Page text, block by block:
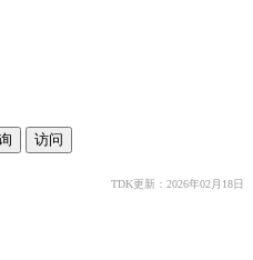
TDK更新：2026年02月18日